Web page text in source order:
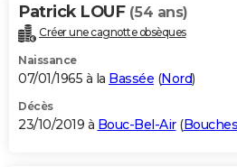
Patrick LOUF (54 ans)
Créer une cagnotte obsèques
Naissance
07/01/1965 à la Bassée (Nord)
Décès
23/10/2019 à Bouc-Bel-Air(